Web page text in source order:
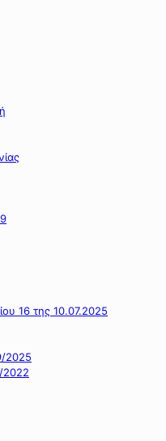
16 της 10.07.2025
2025
2022